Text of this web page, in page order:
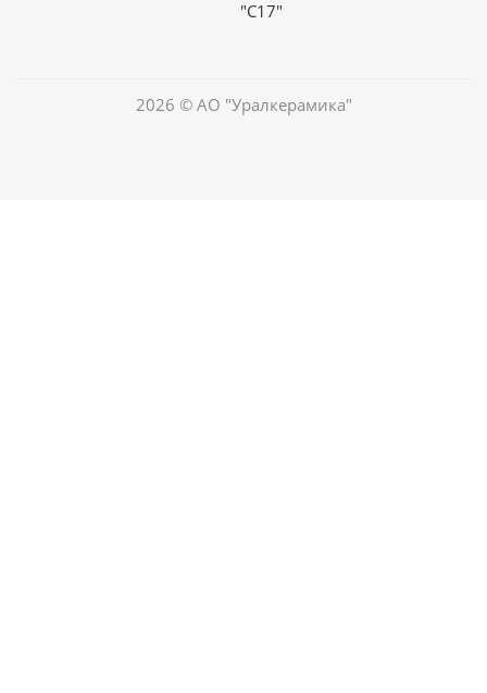
"С17"
2026 © АО "Уралкерамика"